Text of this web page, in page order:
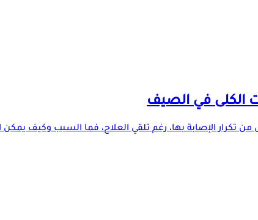
الإصابة بها، رغم تلقي العلاج، فما السبب وكيف يمكن